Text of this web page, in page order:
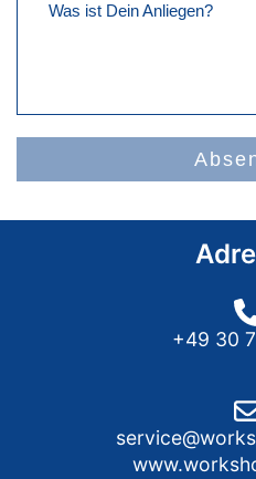
Was ist Dein Anliegen?
+49 30